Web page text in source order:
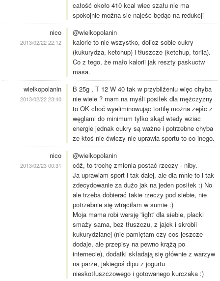
całość około 410 kcal wiec szału nie ma
spokojnie można sie najeśc będąc na redukcji
nico
2013/02/22 22:12
@wielkopolanin
kalorie to nie wszystko, dolicz sobie cukry
(kukurydza, ketchup) i tłuszcze (ketchup, torila).
Co z tego, że mało kalorii jak reszty paskuctw
masa.
wielkopolanin
2013/02/22 23:40
B 25g , T 12 W 40 tak w przybliżeniu więc chyba
nie wiele ? mam na myśli posiłek dla mężczyzny
to OK choć wyeliminowując tortilę można zejśc z
węglami do minimum tylko skąd wtedy wziac
energie jednak cukry są ważne i potrzebne chyba
ze ktoś nie ćwiczy nie uprawia sportu to co inego.
nico
2013/02/23 00:31
@wielkopolanin
cóż, to trochę zmienia postać rzeczy - niby.
Ja uprawiam sport i tak dalej, ale dla mnie to i tak
zdecydowanie za dużo jak na jeden posiłek :) No
ale trzeba dobierać takie rzeczy pod siebie, nie
potrzebnie się wtrąciłam w sumie :)
Moja mama robi wersję 'light' dla siebie, placki
smaży sama, bez tłuszczu, z jajek i skrobii
kukurydzianej (nie pamiętam czy cos jeszcze
dodaje, ale przepisy na pewno krążą po
internecie), dodatki składają się głównie z warzyw
na parze, jakiegoś dipu z jogurtu
nieskotłuszczowego i gotowanego kurczaka :)